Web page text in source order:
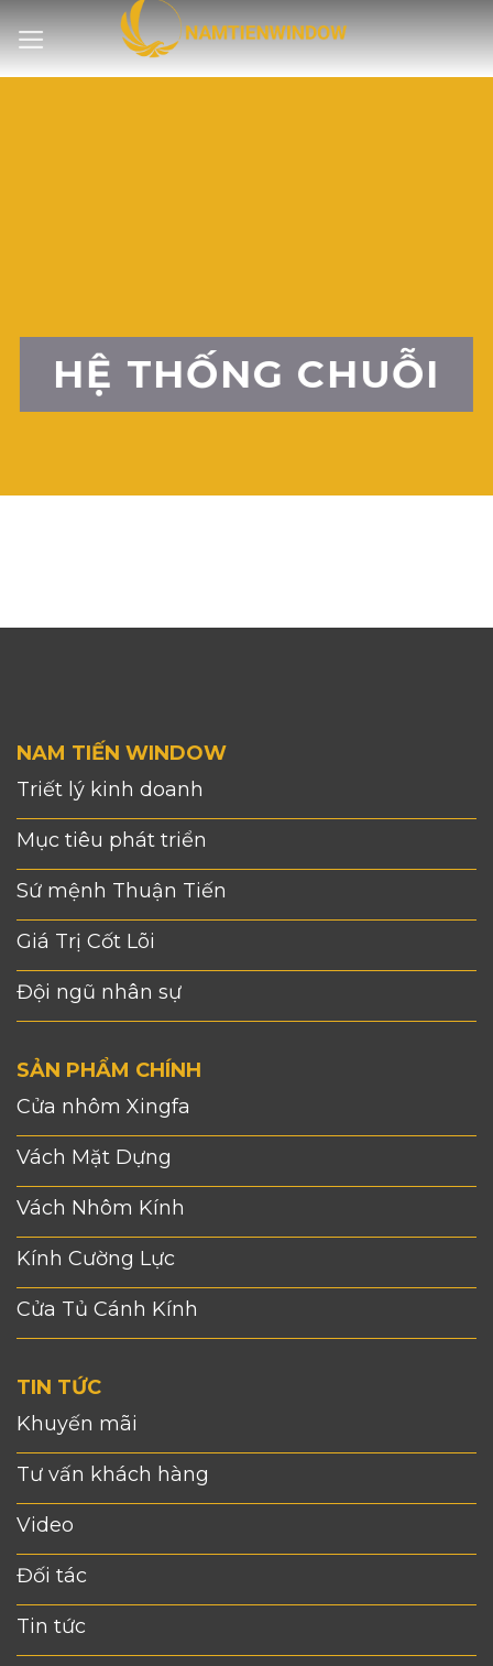
qua
nội
HỆ THỐNG CHUỖI
NAM TIẾN WINDOW
Triết lý kinh doanh
Mục tiêu phát triển
Sứ mệnh Thuận Tiến
Giá Trị Cốt Lõi
Đội ngũ nhân sự
SẢN PHẨM CHÍNH
Cửa nhôm Xingfa
Vách Mặt Dựng
Vách Nhôm Kính
Kính Cường Lực
Cửa Tủ Cánh Kính
TIN TỨC
Khuyến mãi
Tư vấn khách hàng
Video
Đối tác
Tin tức